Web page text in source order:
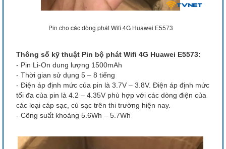
Pin cho các dòng phát Wifi 4G Huawei E5573
Thông số kỹ thuật Pin bộ phát Wifi 4G Huawei E5573:
- Pin Li-On dung lượng 1500mAh
- Thời gian sử dụng 5 – 8 tiếng
- Điện áp định mức của pin là 3.7V – 3.8V. Điện áp định mức
tối đa của pin là 4.2 – 4.35V phù hợp với các dòng điện của
các loại cáp sạc, củ sạc trên thi trường hiện nay.
- Công suất khoảng 5.6Wh – 5.7Wh